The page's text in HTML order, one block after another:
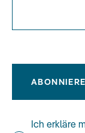
Ich erkläre